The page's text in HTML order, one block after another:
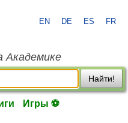
EN DE ES FR
Академике
Найти!
Игры ⚽